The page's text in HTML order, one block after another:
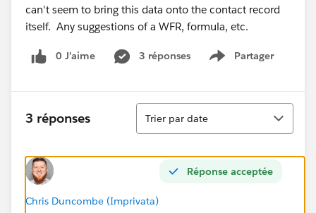
can't seem to bring this data onto the contact record
itself. Any suggestions of a WFR, formula, etc.
0 J’aime 3 réponses Partager
Show menu
3 réponses
Tri
Trier par date
Réponse acceptée
Chris Duncombe (Imprivata)